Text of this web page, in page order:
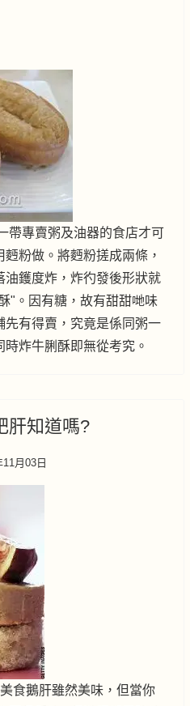
帶專賣粥及油器的食店才可
粉做。將麪粉搓成兩條，
油鑊度炸，炸彴發後形狀就
"。因有糖，故有甜甜哋味
有得賣，究竟是係同粥一
炸牛脷酥即無從考究。
肝知道嗎?
月03日
食鵝肝雖然美味，但當你